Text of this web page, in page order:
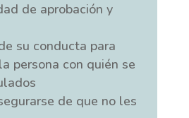
de aprobación y
su conducta para
persona con quién se
de que no les